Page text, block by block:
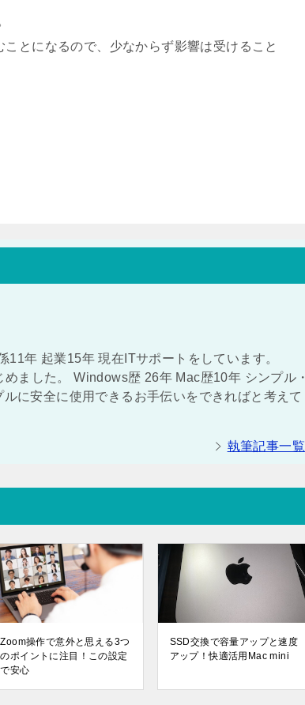
とになるので、少なからず影響は受けること
年 起業15年 現在ITサポートをしています。
ました。 Windows歴 26年 Mac歴10年 シンプル・
に安全に使用できるお手伝いをできればと考えて
執筆記事一覧
Zoom操作で意外と思える3つ
のポイントに注目！この設定
で安心
SSD交換で容量アップと速度
アップ！快適活用Mac mini